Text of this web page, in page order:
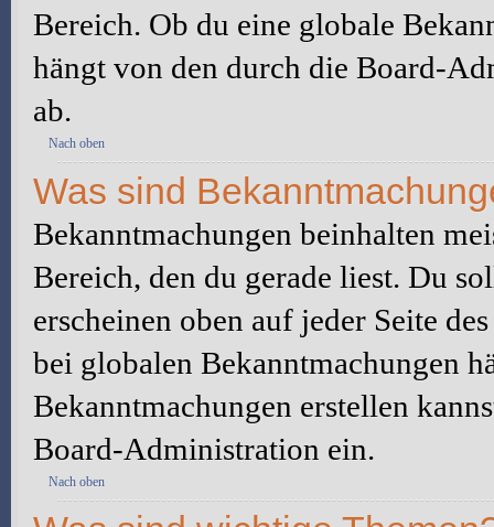
Bereich. Ob du eine globale
hängt von den durch die Board-
ab.
Nach oben
Was sind
Bekanntmachungen beinhalten
Bereich, den du gerade liest. Du
erscheinen oben auf jeder Seite
bei globalen Bekanntmachungen
Bekanntmachungen erstellen
Board-Administration ein.
Nach oben